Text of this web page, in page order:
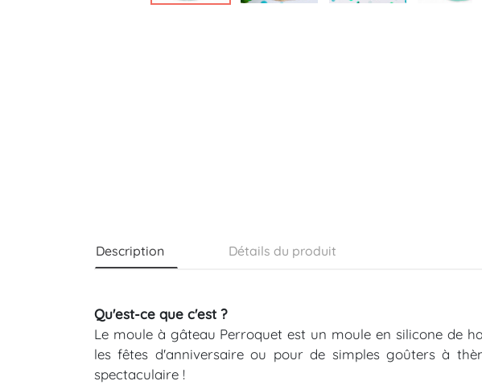
Description Détails du produit
Qu'est-ce que c'est ?
Le moule à gâteau Perroquet est un moule en silicone de
les fêtes d'anniversaire ou pour de simples goûters à
spectaculaire !